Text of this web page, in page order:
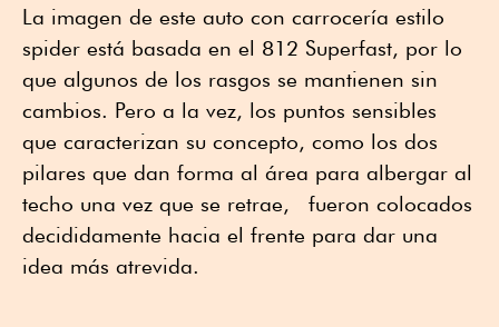
La imagen de este auto con carrocería estilo
spider está basada en el 812 Superfast, por lo
que algunos de los rasgos se mantienen sin
cambios. Pero a la vez, los puntos sensibles
que caracterizan su concepto, como los dos
pilares que dan forma al área para albergar al
techo una vez que se retrae, fueron colocados
decididamente hacia el frente para dar una
idea más atrevida.